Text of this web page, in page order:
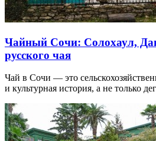
Чайный Сочи: Солохаул,
русского чая
Чай в Сочи — это
и культурная история, а не только